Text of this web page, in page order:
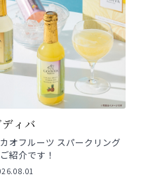
ディバ
オフルーツ スパークリング
紹介です！